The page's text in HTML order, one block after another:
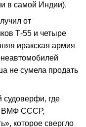
в самой Индии).
от
Т-55 и четыре
иракская армия
не сумела продать
судоверфи, где
ВМФ СССР,
которое свергло